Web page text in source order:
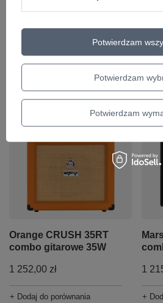
Orange CRUSH 12
495,00 zł
+ Dodaj do porównania +
Orange CRUSH 35RT
combo gitarowe 35W
1 252,00 zł
+ Dodaj do porównania
1
+
Potwierdzam
Potwierdzam
Potwierdzam